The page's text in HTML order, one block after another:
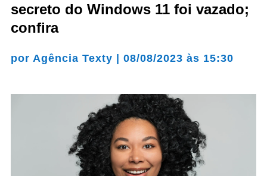
secreto do Windows 11 foi vazado;
confira
por Agência Texty | 08/08/2023 às 15:30